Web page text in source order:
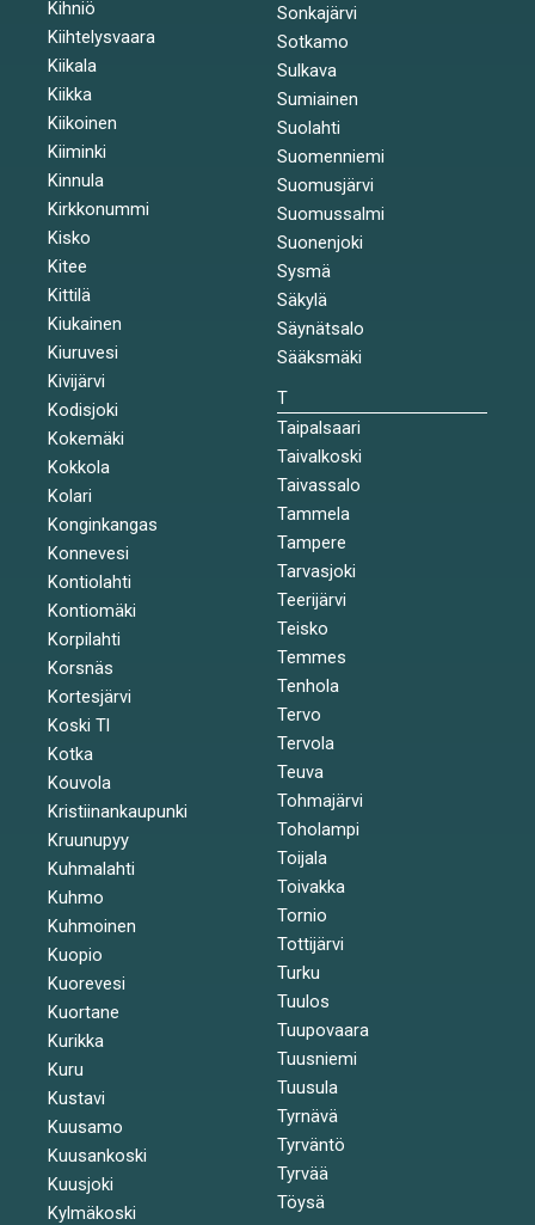
Kihniö
Kiihtelysvaara
Kiikala
Kiikka
Kiikoinen
Kiiminki
Kinnula
Kirkkonummi
Kisko
Kitee
Kittilä
Kiukainen
Kiuruvesi
Kivijärvi
Kodisjoki
Kokemäki
Kokkola
Kolari
Konginkangas
Konnevesi
Kontiolahti
Kontiomäki
Korpilahti
Korsnäs
Kortesjärvi
Koski Tl
Kotka
Kouvola
Kristiinankaupunki
Kruunupyy
Kuhmalahti
Kuhmo
Kuhmoinen
Kuopio
Kuorevesi
Kuortane
Kurikka
Kuru
Kustavi
Kuusamo
Kuusankoski
Kuusjoki
Kylmäkoski
Sonkajärvi
Sotkamo
Sulkava
Sumiainen
Suolahti
Suomenniemi
Suomusjärvi
Suomussalmi
Suonenjoki
Sysmä
Säkylä
Säynätsalo
Sääksmäki
T
Taipalsaari
Taivalkoski
Taivassalo
Tammela
Tampere
Tarvasjoki
Teerijärvi
Teisko
Temmes
Tenhola
Tervo
Tervola
Teuva
Tohmajärvi
Toholampi
Toijala
Toivakka
Tornio
Tottijärvi
Turku
Tuulos
Tuupovaara
Tuusniemi
Tuusula
Tyrnävä
Tyrväntö
Tyrvää
Töysä